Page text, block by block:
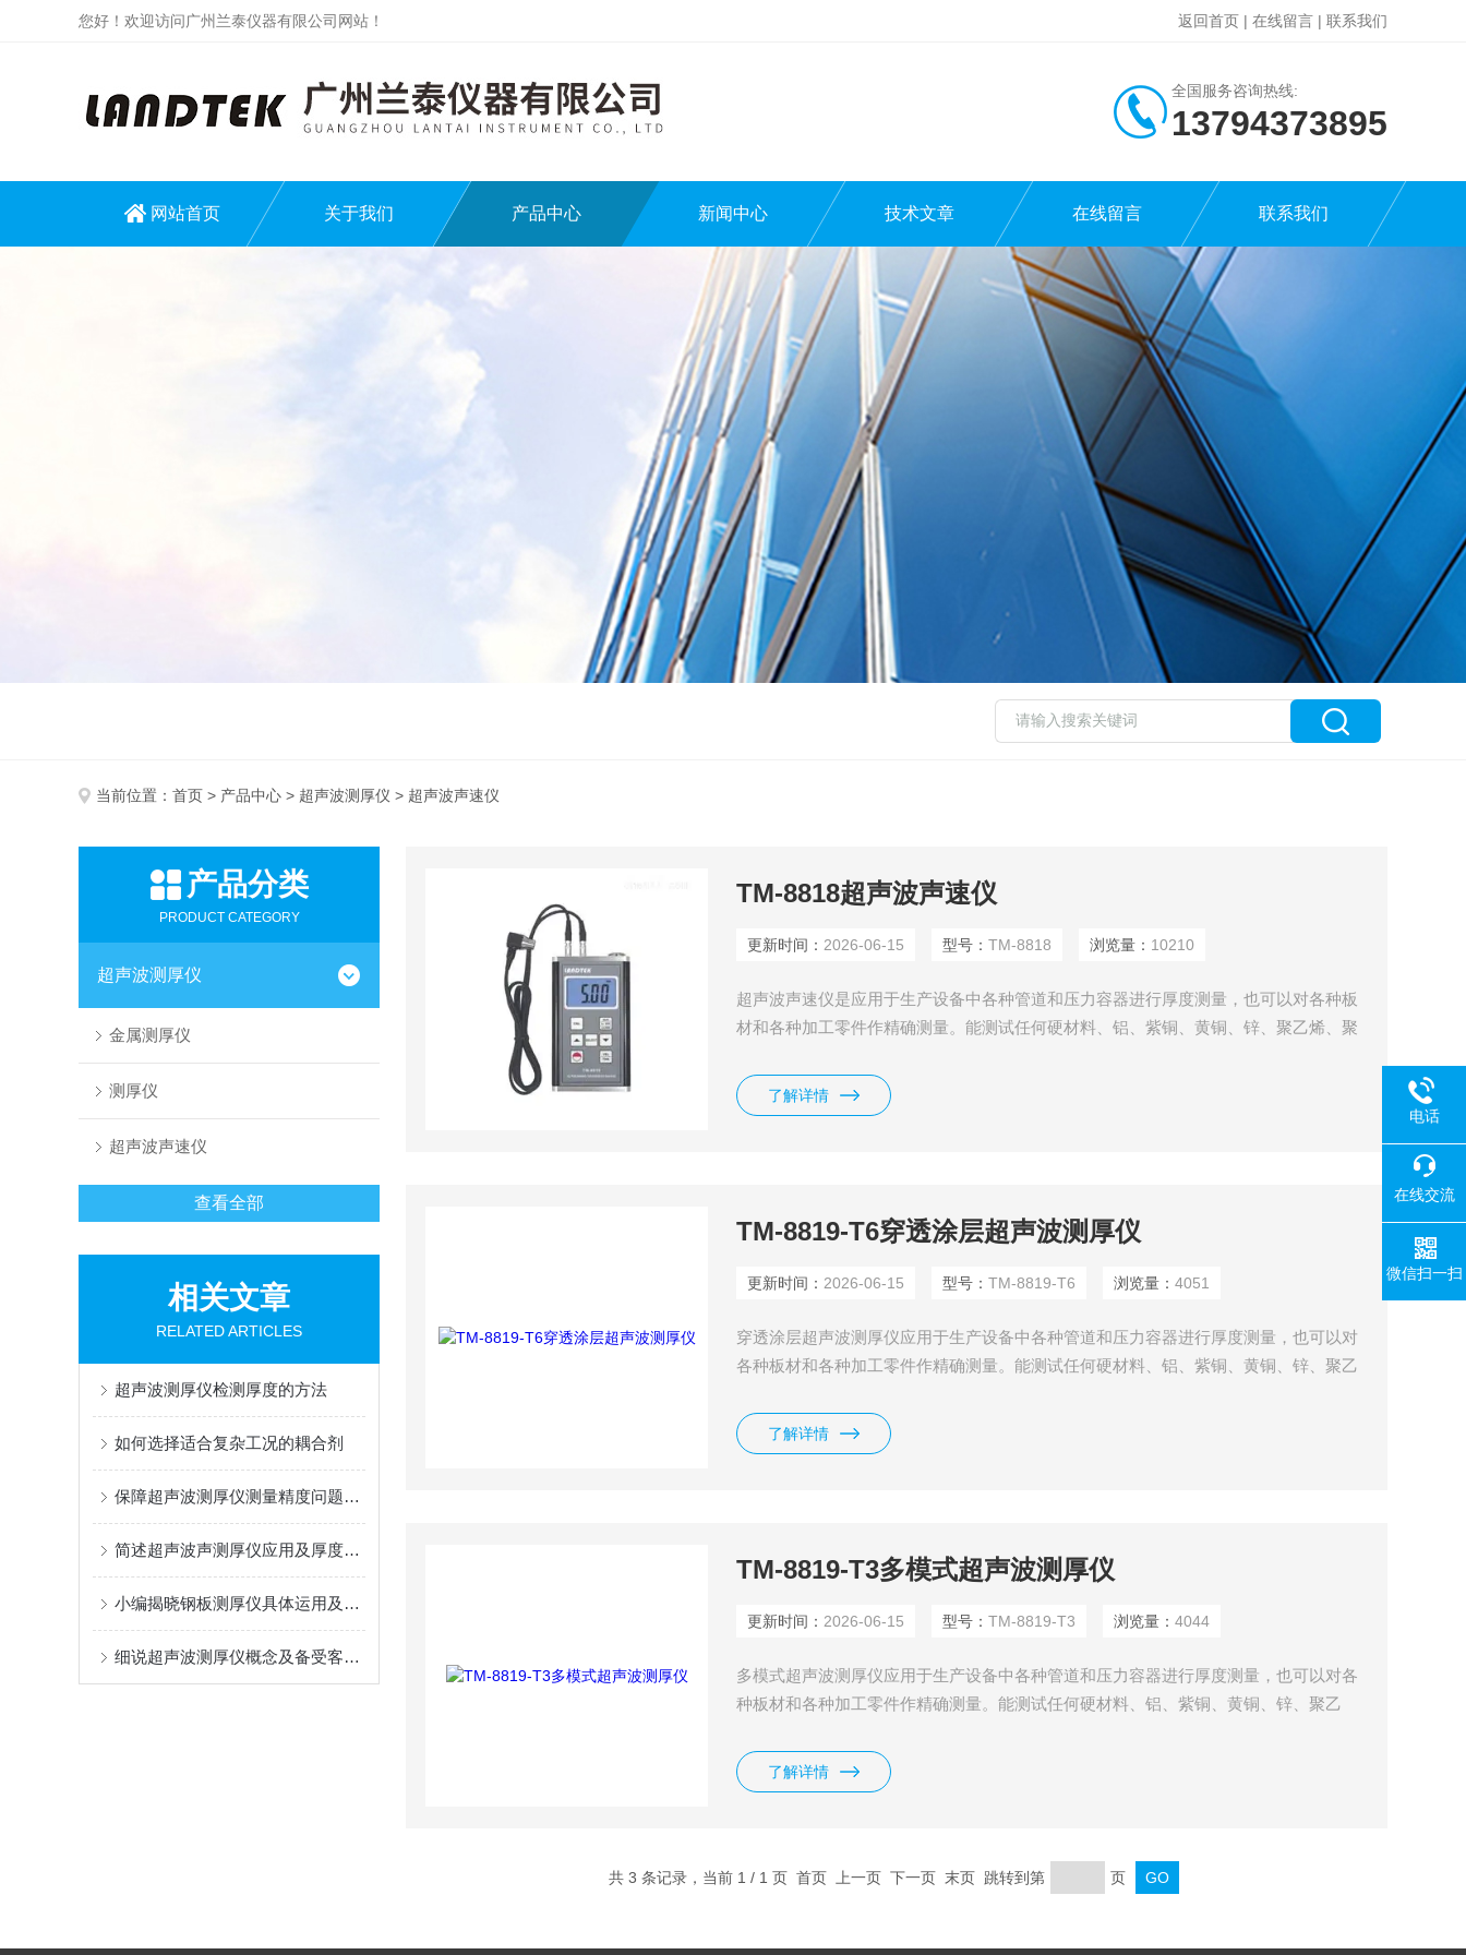
您好！欢迎访问广州兰泰仪器有限公司网站！ 返回首页 | 在线留言 | 联系我们
全国服务咨询热线:
13794373895
网站首页 关于我们 产品中心 新闻中心 技术文章 在线留言 联系我们
当前位置： 首页 > 产品中心 > 超声波测厚仪 > 超声波声速仪
产品分类
PRODUCT CATEGORY
超声波测厚仪
金属测厚仪
测厚仪
超声波声速仪
查看全部
相关文章
RELATED ARTICLES
超声波测厚仪检测厚度的方法
如何选择适合复杂工况的耦合剂
保障超声波测厚仪测量精度问题务必要考虑的事项
简述超声波声测厚仪应用及厚度检测原理
小编揭晓钢板测厚仪具体运用及测量试样时所运用工作原理
细说超声波测厚仪概念及备受客户青睐亮点
TM-8818超声波声速仪
更新时间： 2026-06-15 型号：TM-8818 浏览量： 10210
超声波声速仪是应用于生产设备中各种管道和压力容器进行厚度测量，也可以对各种板
材和各种加工零件作精确测量。能测试任何硬材料、铝、紫铜、黄铜、锌、聚乙烯、聚
了解详情
TM-8819-T6穿透涂层超声波测厚仪
更新时间： 2026-06-15 型号：TM-8819-T6 浏览量：4051
穿透涂层超声波测厚仪应用于生产设备中各种管道和压力容器进行厚度测量，也可以对
各种板材和各种加工零件作精确测量。能测试任何硬材料、铝、紫铜、黄铜、锌、聚乙
塑料。
了解详情
TM-8819-T3多模式超声波测厚仪
更新时间： 2026-06-15 型号：TM-8819-T3 浏览量：4044
多模式超声波测厚仪应用于生产设备中各种管道和压力容器进行厚度测量，也可以对各
种板材和各种加工零件作精确测量。能测试任何硬材料、铝、紫铜、黄铜、锌、聚乙
塑料。
了解详情
共 3 条记录，当前 1 / 1 页 首页 上一页 下一页 末页 跳转到第 页
电话
在线交流
微信扫一扫